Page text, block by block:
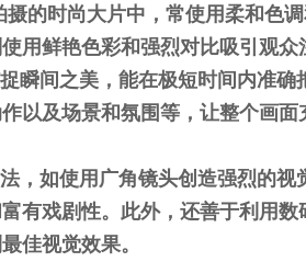
的时尚大片中，常使用柔和色
用鲜艳色彩和强烈对比吸引观众
瞬间之美，能在极短时间内准确
以及场景和氛围等，让整个画面
，如使用广角镜头创造强烈的视
有戏剧性。此外，还善于利用数
佳视觉效果。